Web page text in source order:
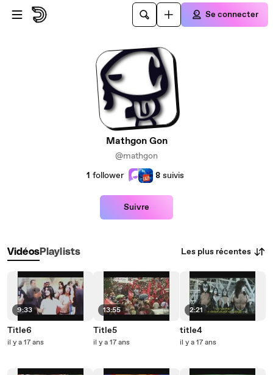
Passer au contenu principal
Se connecter
Mathgon Gon
@mathgon
1 follower 8 suivis
Suivre
VidéosPlaylists Les plus récentes
9:33
Title6
il y a 17 ans
13:55
Title5
il y a 17 ans
2:21
title4
il y a 17 ans